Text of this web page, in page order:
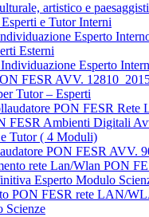
artistico e
e Tutor Interni
Esperto
Esterni
Esperto
FESR AVV.
Tutor – Esperti
PON FESR
FESR Ambienti Digitali
Tutor ( 4 Moduli)
PON FESR
rete Lan/Wlan PON
Esperto Modulo
PON FESR rete LAN/
Scienze